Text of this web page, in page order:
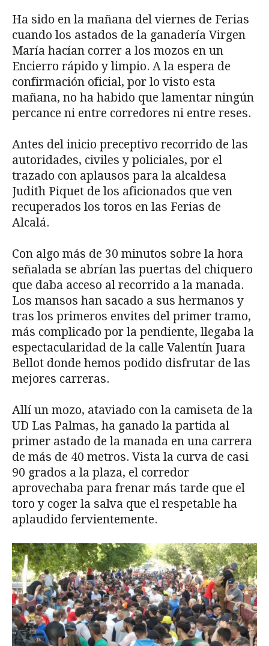
Ha sido en la mañana del viernes de Ferias
cuando los astados de la ganadería Virgen
María hacían correr a los mozos en un
Encierro rápido y limpio. A la espera de
confirmación oficial, por lo visto esta
mañana, no ha habido que lamentar ningún
percance ni entre corredores ni entre reses.
Antes del inicio preceptivo recorrido de las
autoridades, civiles y policiales, por el
trazado con aplausos para la alcaldesa
Judith Piquet de los aficionados que ven
recuperados los toros en las Ferias de
Alcalá.
Con algo más de 30 minutos sobre la hora
señalada se abrían las puertas del chiquero
que daba acceso al recorrido a la manada.
Los mansos han sacado a sus hermanos y
tras los primeros envites del primer tramo,
más complicado por la pendiente, llegaba la
espectacularidad de la calle Valentín Juara
Bellot donde hemos podido disfrutar de las
mejores carreras.
Allí un mozo, ataviado con la camiseta de la
UD Las Palmas, ha ganado la partida al
primer astado de la manada en una carrera
de más de 40 metros. Vista la curva de casi
90 grados a la plaza, el corredor
aprovechaba para frenar más tarde que el
toro y coger la salva que el respetable ha
aplaudido fervientemente.